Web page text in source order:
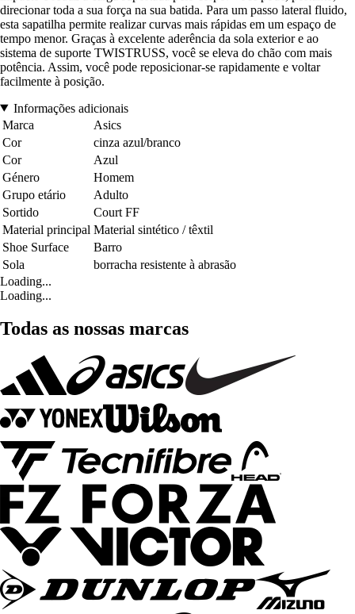
direcionar toda a sua força na sua batida. Para um passo lateral fluido,
esta sapatilha permite realizar curvas mais rápidas em um espaço de
tempo menor. Graças à excelente aderência da sola exterior e ao
sistema de suporte TWISTRUSS, você se eleva do chão com mais
potência. Assim, você pode reposicionar-se rapidamente e voltar
facilmente à posição.
Informações adicionais
Marca
Asics
Cor
cinza azul/branco
Cor
Azul
Género
Homem
Grupo etário
Adulto
Sortido
Court FF
Material principal Material sintético / têxtil
Shoe Surface
Barro
Sola
borracha resistente à abrasão
Loading...
Loading...
Todas as nossas marcas